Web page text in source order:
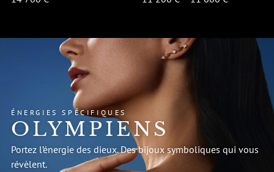
ÉNERGIES SPÉCIFIQUES
OLYMPIENS
Portez l’énergie des dieux. Des bijoux symboliques qui vous
révèlent.